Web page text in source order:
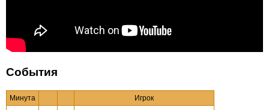
События
Минута Игрок